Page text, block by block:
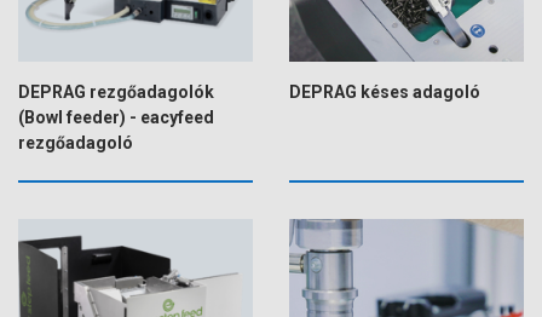
DEPRAG rezgőadagolók
(Bowl feeder) - eacyfeed
rezgőadagoló
DEPRAG késes adagoló